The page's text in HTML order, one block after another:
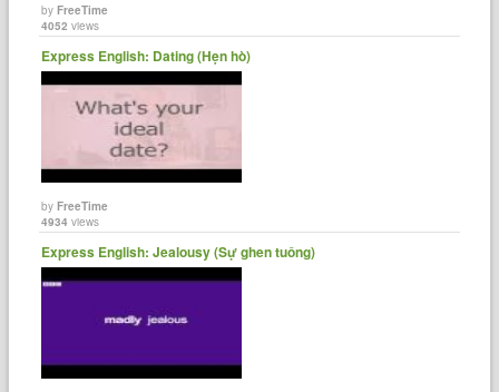
byFreeTime
4052 views
Express English: Dating (Hẹn hò)
byFreeTime
4934 views
Express English: Jealousy (Sự ghen tuông)